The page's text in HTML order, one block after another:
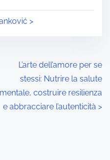
>
L’arte dell’amore per se
stessi: Nutrire la salute
mentale, costruire resilienza
e abbracciare l’autenticità >